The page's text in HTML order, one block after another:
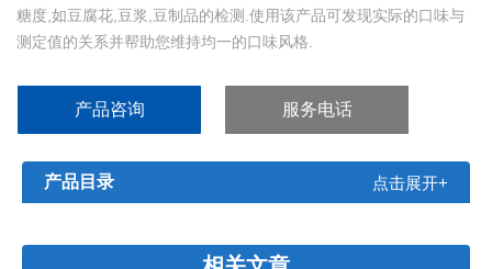
糖度,如豆腐花,豆浆,豆制品的检测.使用该产品可发现实际的口味与
测定值的关系并帮助您维持均一的口味风格.
产品咨询 服务电话
产品目录 点击展开+